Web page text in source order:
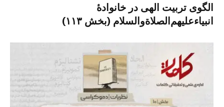
الگوی تربیت الهی در خانوادۀ
انبیاءعلیهم‌الصلاةو‌السلام (بخش ۱۱۳)